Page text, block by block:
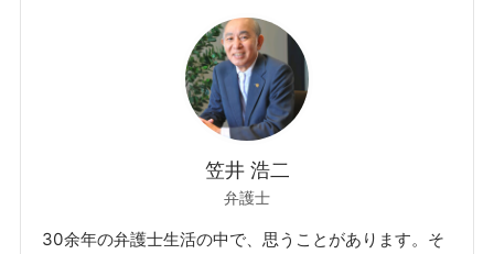
笠井 浩二
弁護士
30余年の弁護士生活の中で、思うことがあります。そ